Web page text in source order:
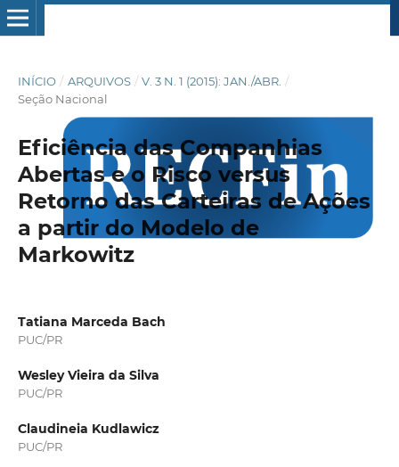
INÍCIO / ARQUIVOS / V. 3 N. 1 (2015): JAN./ABR. /
Seção Nacional
Eficiência das Companhias
Abertas e o Risco versus
Retorno das Carteiras de Ações
a partir do Modelo de
Markowitz
Tatiana Marceda Bach
PUC/PR
Wesley Vieira da Silva
PUC/PR
Claudineia Kudlawicz
PUC/PR